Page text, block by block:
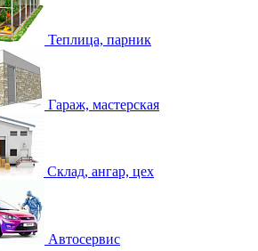
Теплица, парник
Гараж, мастерская
Склад, ангар, цех
Автосервис